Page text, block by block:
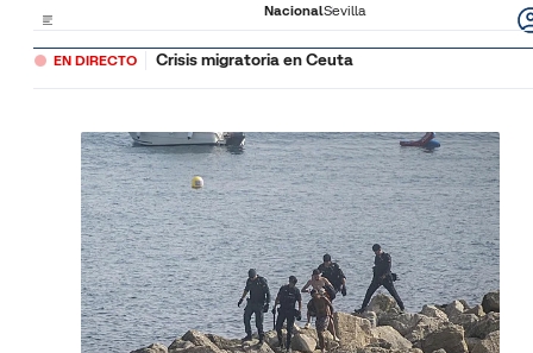
NacionalSevilla
EN DIRECTO Crisis migratoria en Ceuta